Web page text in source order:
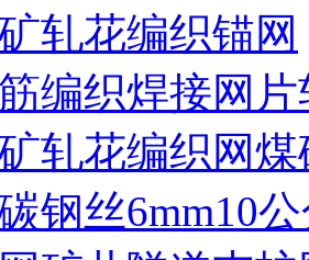
轧花编织锚网
编织焊接网
轧花编织网
钢丝6mm10